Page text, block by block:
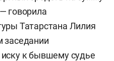
говорила
Татарстана Лилия
заседании
к бывшему судье